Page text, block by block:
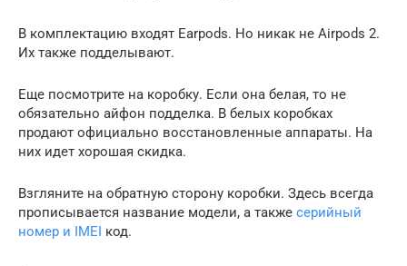
В комплектацию входят Earpods. Но никак не Airpods 2.
Их также подделывают.
Еще посмотрите на коробку. Если она белая, то не
обязательно айфон подделка. В белых коробках
продают официально восстановленные аппараты. На
них идет хорошая скидка.
Взгляните на обратную сторону коробки. Здесь всегда
прописывается название модели, а также серийный
номер и IMEI код.